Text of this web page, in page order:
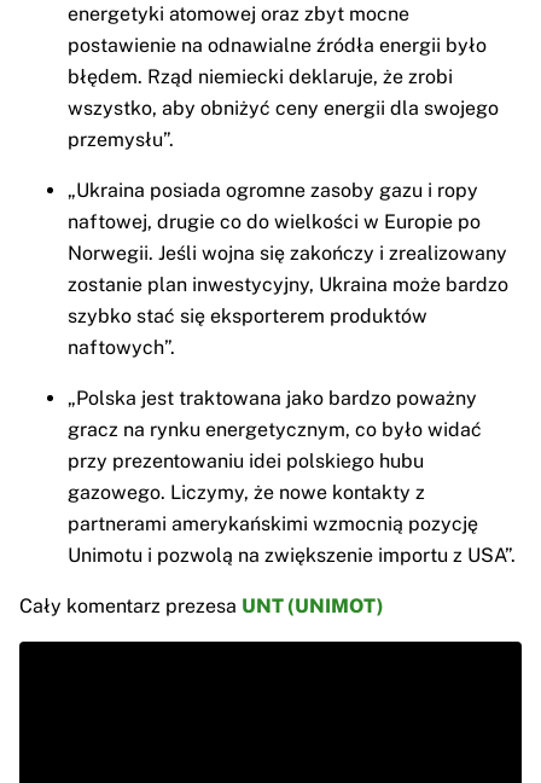
energetyki atomowej oraz zbyt mocne
postawienie na odnawialne źródła energii było
błędem. Rząd niemiecki deklaruje, że zrobi
wszystko, aby obniżyć ceny energii dla swojego
przemysłu”.
„Ukraina posiada ogromne zasoby gazu i ropy
naftowej, drugie co do wielkości w Europie po
Norwegii. Jeśli wojna się zakończy i zrealizowany
zostanie plan inwestycyjny, Ukraina może bardzo
szybko stać się eksporterem produktów
naftowych”.
„Polska jest traktowana jako bardzo poważny
gracz na rynku energetycznym, co było widać
przy prezentowaniu idei polskiego hubu
gazowego. Liczymy, że nowe kontakty z
partnerami amerykańskimi wzmocnią pozycję
Unimotu i pozwolą na zwiększenie importu z USA”.
Cały komentarz prezesa UNT (UNIMOT)